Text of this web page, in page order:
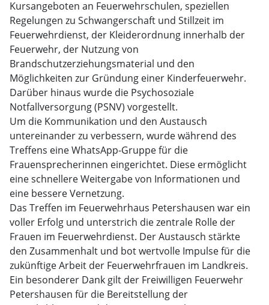
Kursangeboten an Feuerwehrschulen, speziellen
Regelungen zu Schwangerschaft und Stillzeit im
Feuerwehrdienst, der Kleiderordnung innerhalb der
Feuerwehr, der Nutzung von
Brandschutzerziehungsmaterial und den
Möglichkeiten zur Gründung einer Kinderfeuerwehr.
Darüber hinaus wurde die Psychosoziale
Notfallversorgung (PSNV) vorgestellt.
Um die Kommunikation und den Austausch
untereinander zu verbessern, wurde während des
Treffens eine WhatsApp-Gruppe für die
Frauensprecherinnen eingerichtet. Diese ermöglicht
eine schnellere Weitergabe von Informationen und
eine bessere Vernetzung.
Das Treffen im Feuerwehrhaus Petershausen war ein
voller Erfolg und unterstrich die zentrale Rolle der
Frauen im Feuerwehrdienst. Der Austausch stärkte
den Zusammenhalt und bot wertvolle Impulse für die
zukünftige Arbeit der Feuerwehrfrauen im Landkreis.
Ein besonderer Dank gilt der Freiwilligen Feuerwehr
Petershausen für die Bereitstellung der